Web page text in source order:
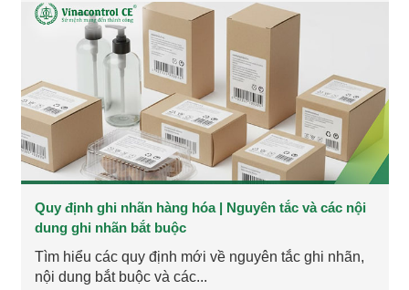
Quy định ghi nhãn hàng hóa | Nguyên tắc và các nội
dung ghi nhãn bắt buộc
Tìm hiểu các quy định mới về nguyên tắc ghi nhãn,
nội dung bắt buộc và các...